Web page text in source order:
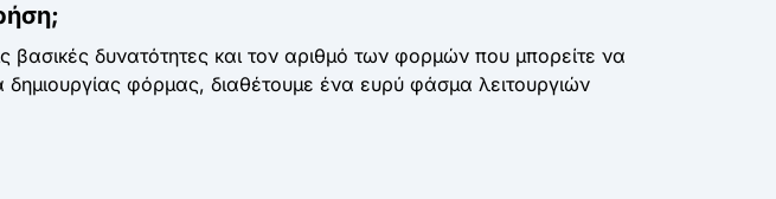
βασικές δυνατότητες και τον αριθμό των φορμών που μπορείτε να
φόρμας, διαθέτουμε ένα ευρύ φάσμα λειτουργιών